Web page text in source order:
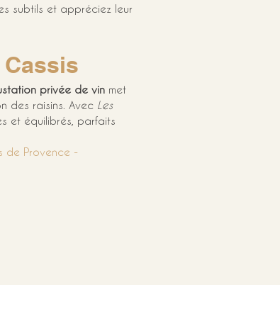
subtils et appréciez leur
privée de vin met
des raisins. Avec Les
et équilibrés, parfaits
de Provence -